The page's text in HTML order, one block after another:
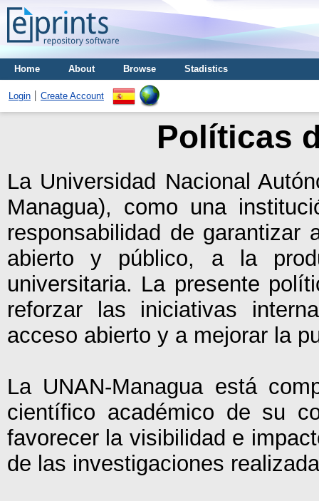
Home About Browse Stadistics
Login Create Account
Políticas
La Universidad Nacional
Managua), como una
responsabilidad de garantizar
abierto y público, a la
universitaria. La presente
reforzar las iniciativas
acceso abierto y a mejorar la
La UNAN-Managua está
científico académico de su
favorecer la visibilidad e
de las investigaciones